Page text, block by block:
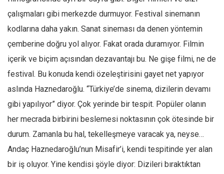
çalışmaları gibi merkezde durmuyor. Festival sinemanın
kodlarına daha yakın. Sanat sineması da denen yöntemin
çemberine doğru yol alıyor. Fakat orada duramıyor. Filmin
içerik ve biçim açısından dezavantajı bu. Ne gişe filmi, ne de
festival. Bu konuda kendi özeleştirisini gayet net yapıyor
aslında Haznedaroğlu. “Türkiye’de sinema, dizilerin devamı
gibi yapılıyor” diyor. Çok yerinde bir tespit. Popüler olanın
her mecrada birbirini beslemesi noktasının çok ötesinde bir
durum. Zamanla bu hal, tekelleşmeye varacak ya, neyse…
Andaç Haznedaroğlu’nun Misafir’i, kendi tespitinde yer alan
bir iş oluyor. Yine kendisi şöyle diyor: Dizileri bıraktıktan